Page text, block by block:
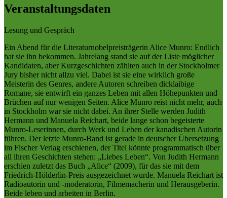
Veranstaltungsdaten
Lesung und Gespräch
Ein Abend für die Literaturnobelpreisträgerin Alice Munro: Endlich
hat sie ihn bekommen. Jahrelang stand sie auf der Liste möglicher
Kandidaten, aber Kurzgeschichten zählten auch in der Stockholmer
Jury bisher nicht allzu viel. Dabei ist sie eine wirklich große
Meisterin des Genres, andere Autoren schreiben dicklaibige
Romane, sie entwirft ein ganzes Leben mit allen Höhepunkten und
Brüchen auf nur wenigen Seiten. Alice Munro reist nicht mehr, auch
in Stockholm war sie nicht dabei. An ihrer Stelle werden Judith
Hermann und Manuela Reichart, beide lange schon begeisterte
Munro-Leserinnen, durch Werk und Leben der kanadischen Autorin
führen. Der letzte Munro-Band ist gerade in deutscher Übersetzung
im Fischer Verlag erschienen, der Titel könnte programmatisch über
all ihren Geschichten stehen: „Liebes Leben“. Von Judith Hermann
erschien zuletzt das Buch „Alice“ (2009), für das sie mit dem
Friedrich-Hölderlin-Preis ausgezeichnet wurde. Manuela Reichart ist
Radioautorin und -moderatorin, Filmemacherin und Herausgeberin.
Beide leben und arbeiten in Berlin.